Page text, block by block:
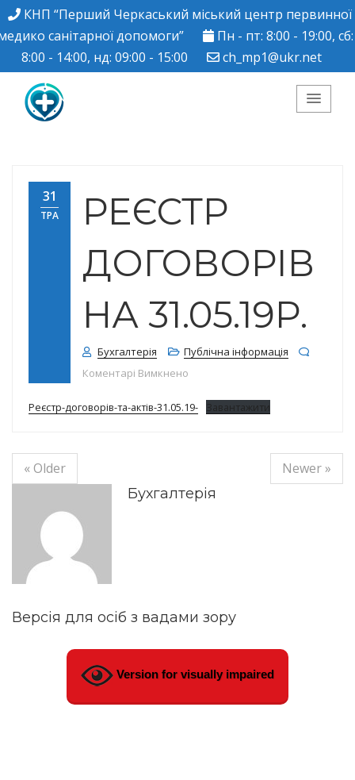
КНП “Перший Черкаський міський центр первинної
санітарної допомоги”
Пн - пт: 8:00 - 19:00, сб:
8:00 - 14:00, нд: 09:00 - 15:00
ch_mp1@ukr.net
Черкаський міський
центр ПМСД"
31
ТРА
РЕЄСТР
ДОГОВОРІВ
НА 31.05.19Р.
Бухгалтерія
Публічна інформація
Коментарі Вимкнено
Реєстр-договорів-та-актів-31.05.19- Завантажити
« Older
Newer »
Бухгалтерія
Версія для осіб з вадами зору
Version for visually impaired